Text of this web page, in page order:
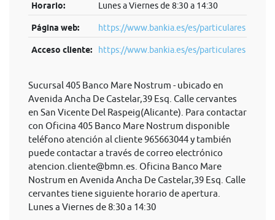
Horario: Lunes a Viernes de 8:30 a 14:30
Página web: https://www.bankia.es/es/particulares
Acceso cliente: https://www.bankia.es/es/particulares
Sucursal 405 Banco Mare Nostrum - ubicado en
Avenida Ancha De Castelar,39 Esq. Calle cervantes
en San Vicente Del Raspeig(Alicante). Para contactar
con Oficina 405 Banco Mare Nostrum disponible
teléfono atención al cliente 965663044 y también
puede contactar a través de correo electrónico
atencion.cliente@bmn.es . Oficina Banco Mare
Nostrum en Avenida Ancha De Castelar,39 Esq. Calle
cervantes tiene siguiente horario de apertura.
Lunes a Viernes de 8:30 a 14:30